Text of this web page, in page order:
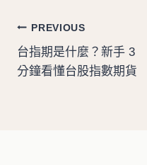
文
章
PREVIOUS
台指期是什麼？新手 3
分鐘看懂台股指數期貨